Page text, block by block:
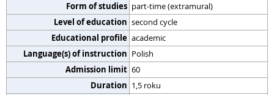
Form of studies part-time (extramural)
Level of education second cycle
Educational profile academic
Language(s) of instruction Polish
Admission limit 60
Duration 1,5 roku